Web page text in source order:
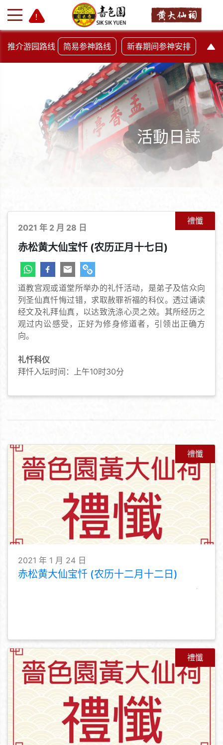
+
推介游园路线 简易参神路线 新春期间参神安排
活動日誌
禮懺
2021 年 2 月 28 日
赤松黄大仙宝忏 (农历正月十七日)
道教宫观或道堂所举办的礼忏活动，是弟子及信众向
列圣仙真忏悔过错，求取赦罪祈福的科仪。透过诵读
经文及礼拜仙真，以达致洗涤心灵之效。其所经历之
观过内讼感受，正好为修身修道者，引领出正确方
向。
礼忏科仪
拜忏入坛时间：上午10时30分
禮懺
2021 年 1 月 24 日
赤松黄大仙宝忏 (农历十二月十二日)
禮懺